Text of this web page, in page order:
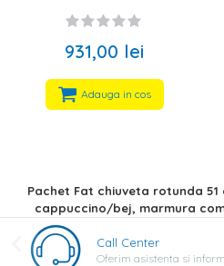
931,00 lei
Adauga in cos
Pachet Fat chiuveta rotunda
cappuccino/bej, marmura
Call Center
Oferim asistenta si